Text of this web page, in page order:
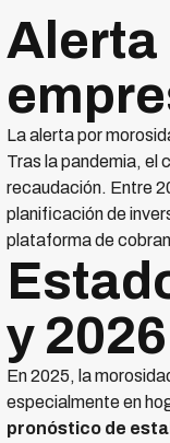
Alerta
La alerta por
Tras la pandemia, el
recaudación. Entre
planificación de
plataforma de
y 2026
En 2025, la
especialmente en
pronóstico de